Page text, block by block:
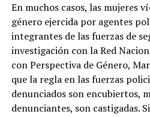
En muchos casos, las mujeres
género ejercida por agentes
integrantes de las fuerzas de
investigación con la Red
con Perspectiva de Género,
que la regla en las fuerzas
denunciados son encubiertos,
denunciantes, son castigadas.